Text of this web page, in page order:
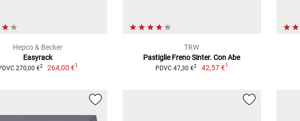
Hepco & Becker
Easyrack
270,00 €2 264,00 €1
TRW
Pastiglie Freno Sinter. Con Abe
PDVC 47,30 €2 42,57 €1